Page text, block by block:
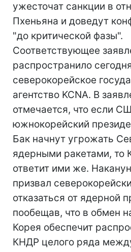
ужесточат санкции в
Пхеньяна и доведут
"до критической фазы".
Соответствующее
распространило
северокорейское
агентство KCNA. В
отмечается, что если
южнокорейский
Бак начнут угрожать
ядерными ракетами, то
ответит ими же.
призвал
отказаться от ядерной
пообещав, что в обмен
Корея обеспечит
КНДР целого ряда